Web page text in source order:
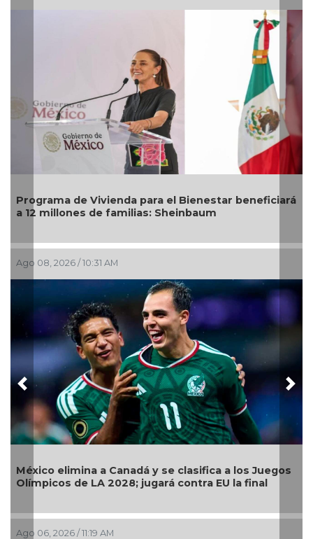
DIF Poza Rica lleva sabor y bienestar a los adultos
mayores con "Sazón y corazón"
Ago 05, 2026 / 2:59 PM
Llama Gobierno Municipal a la sana convivencia:
continuarán operativos “Cero Alcohol” en vía
pública
Ago 05, 2026 / 2:56 PM
Previous